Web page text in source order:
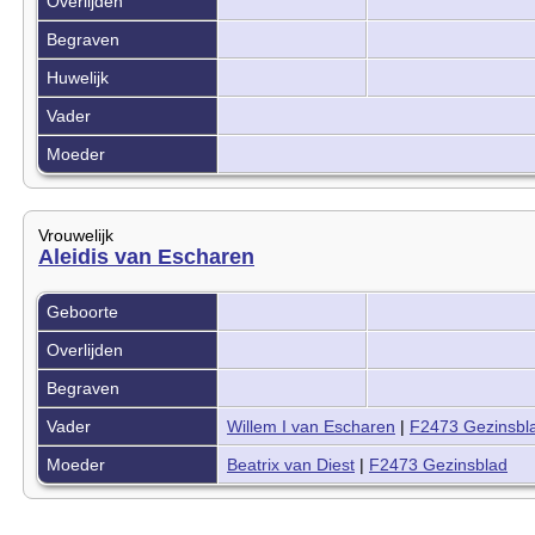
Begraven
Huwelijk
Vader
Moeder
Vrouwelijk
Aleidis van Escharen
Geboorte
Overlijden
Begraven
Vader
Willem I van Escharen | F2473
Moeder
Beatrix van Diest | F2473 Gezinsblad